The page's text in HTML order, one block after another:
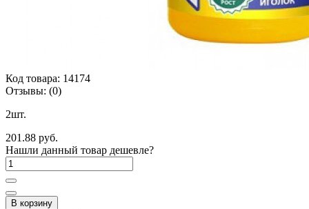
Код товара: 14174
Отзывы: (0)
2шт.
201.88 руб.
Нашли данный товар дешевле?
В корзину